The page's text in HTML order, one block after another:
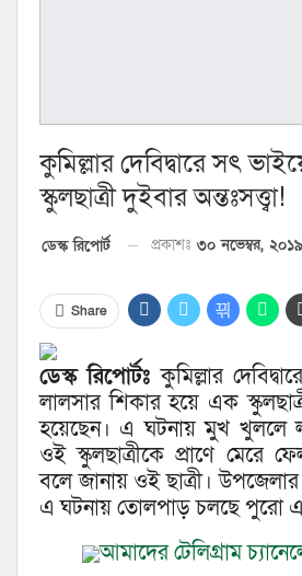
কুমিল্লার দেবিদ্বারে সৎ
স্কুলছাত্রী দুইবার অন্তঃসত্ত্বা!
ডেস্ক রিপোর্ট প্রকাশঃ ৩০ নভেম্বর, ২০১৯
Share
ডেস্ক রিপোর্টঃকুমিল্লার
লালসার শিকার হয়ে এক
হয়েছেন। এ ঘটনায় মুখ
ওই স্কুলছাত্রীকে প্রাণে মেরে
বলে জানায় ওই ছাত্রী।
এ ঘটনায় তোলপাড় চলছে পুরো
আমাদের টেলিগ্রাম